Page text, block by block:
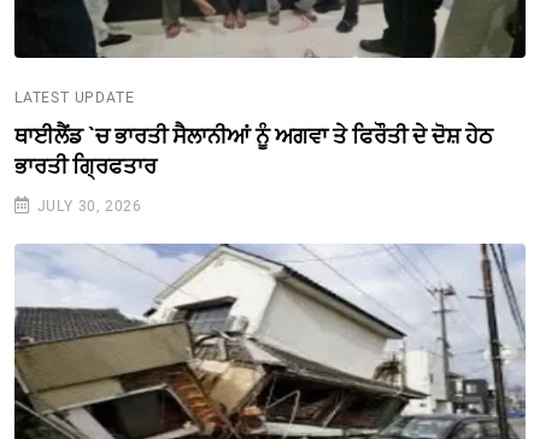
LATEST UPDATE
ਥਾਈਲੈਂਡ `ਚ ਭਾਰਤੀ ਸੈਲਾਨੀਆਂ ਨੂੰ ਅਗਵਾ ਤੇ ਫਿਰੌਤੀ ਦੇ ਦੋਸ਼ ਹੇਠ
ਭਾਰਤੀ ਗ੍ਰਿਫਤਾਰ
JULY 30, 2026